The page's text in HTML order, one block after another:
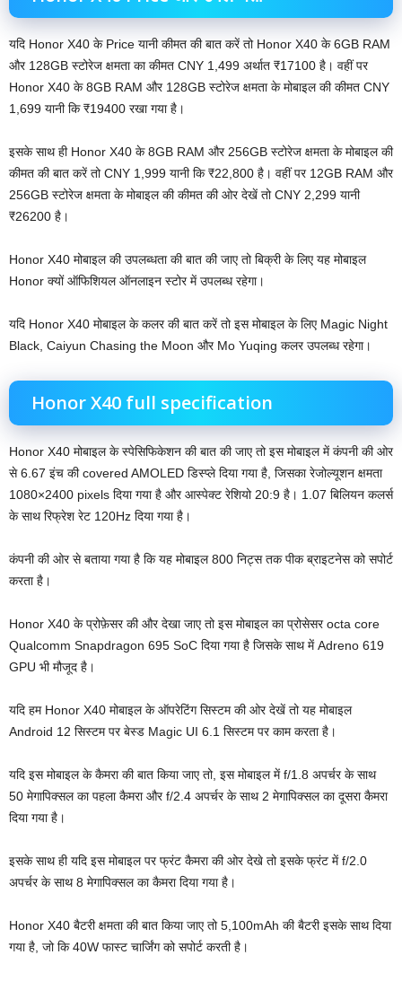
यदि Honor X40 के Price यानी कीमत की बात करें तो Honor X40 के 6GB RAM
और 128GB स्टोरेज क्षमता का कीमत CNY 1,499 अर्थात ₹17100 है। वहीं पर
Honor X40 के 8GB RAM और 128GB स्टोरेज क्षमता के मोबाइल की कीमत CNY
1,699 यानी कि ₹19400 रखा गया है।
इसके साथ ही Honor X40 के 8GB RAM और 256GB स्टोरेज क्षमता के मोबाइल की
कीमत की बात करें तो CNY 1,999 यानी कि ₹22,800 है। वहीं पर 12GB RAM और
256GB स्टोरेज क्षमता के मोबाइल की कीमत की ओर देखें तो CNY 2,299 यानी
₹26200 है।
Honor X40 मोबाइल की उपलब्धता की बात की जाए तो बिक्री के लिए यह मोबाइल
Honor क्यों ऑफिशियल ऑनलाइन स्टोर में उपलब्ध रहेगा।
यदि Honor X40 मोबाइल के कलर की बात करें तो इस मोबाइल के लिए Magic Night
Black, Caiyun Chasing the Moon और Mo Yuqing कलर उपलब्ध रहेगा।
Honor X40 full specification
Honor X40 मोबाइल के स्पेसिफिकेशन की बात की जाए तो इस मोबाइल में कंपनी की ओर
से 6.67 इंच की covered AMOLED डिस्प्ले दिया गया है, जिसका रेजोल्यूशन क्षमता
1080×2400 pixels दिया गया है और आस्पेक्ट रेशियो 20:9 है। 1.07 बिलियन कलर्स
के साथ रिफ्रेश रेट 120Hz दिया गया है।
कंपनी की ओर से बताया गया है कि यह मोबाइल 800 निट्स तक पीक ब्राइटनेस को सपोर्ट
करता है।
Honor X40 के प्रोफ़ेसर की और देखा जाए तो इस मोबाइल का प्रोसेसर octa core
Qualcomm Snapdragon 695 SoC दिया गया है जिसके साथ में Adreno 619
GPU भी मौजूद है।
यदि हम Honor X40 मोबाइल के ऑपरेटिंग सिस्टम की ओर देखें तो यह मोबाइल
Android 12 सिस्टम पर बेस्ड Magic UI 6.1 सिस्टम पर काम करता है।
यदि इस मोबाइल के कैमरा की बात किया जाए तो, इस मोबाइल में f/1.8 अपर्चर के साथ
50 मेगापिक्सल का पहला कैमरा और f/2.4 अपर्चर के साथ 2 मेगापिक्सल का दूसरा कैमरा
दिया गया है।
इसके साथ ही यदि इस मोबाइल पर फ्रंट कैमरा की ओर देखे तो इसके फ्रंट में f/2.0
अपर्चर के साथ 8 मेगापिक्सल का कैमरा दिया गया है।
Honor X40 बैटरी क्षमता की बात किया जाए तो 5,100mAh की बैटरी इसके साथ दिया
गया है, जो कि 40W फास्ट चार्जिंग को सपोर्ट करती है।